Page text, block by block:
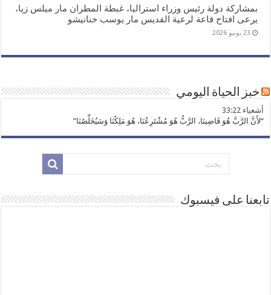
بمشاركة دولة رئيس وزراء استراليا، غبطة المطران مار ميلس زيا،
يرعى افتاح قاعة لرعية القديس مار يوسب خنانيشو
23 يونيو 2026
خبز الحياة اليومي
ﺃﺷﻌﻴﺎء 33:22
“لأَنَّ الرَّبَّ هُوَ قَاضِينَا، الرَّبُّ هُوَ مُشْتَرِعُنَا، هُوَ مَلِكُنَا وَسَيُخَلِّصُنَا”
تابعنا على فيسبوك